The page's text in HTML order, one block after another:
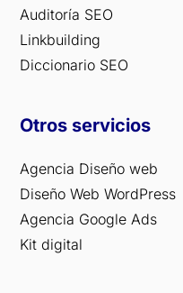
Auditoría SEO
Linkbuilding
Diccionario SEO
Otros servicios
Agencia Diseño web
Diseño Web WordPress
Agencia Google Ads
Kit digital